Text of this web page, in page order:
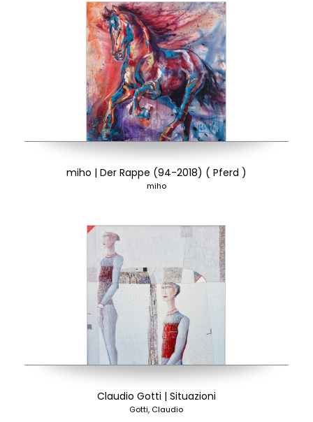
miho | Der Rappe (94-2018) ( Pferd )
miho
Claudio Gotti | Situazioni
Gotti, Claudio